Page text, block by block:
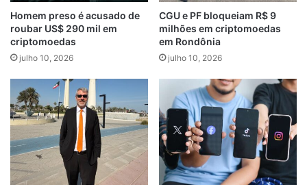
Homem preso é acusado de
roubar US$ 290 mil em
criptomoedas
julho 10, 2026
CGU e PF bloqueiam R$ 9
milhões em criptomoedas
em Rondônia
julho 10, 2026